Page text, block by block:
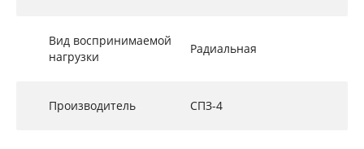
Вид воспринимаемой
нагрузки
Радиальная
Производитель СПЗ-4